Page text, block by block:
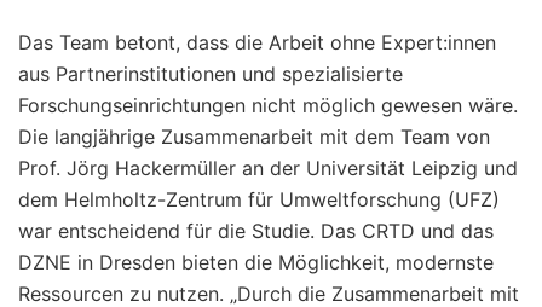
Das Team betont, dass die Arbeit ohne Expert:innen
aus Partnerinstitutionen und spezialisierte
Forschungseinrichtungen nicht möglich gewesen wäre.
Die langjährige Zusammenarbeit mit dem Team von
Prof. Jörg Hackermüller an der Universität Leipzig und
dem Helmholtz-Zentrum für Umweltforschung (UFZ)
war entscheidend für die Studie. Das CRTD und das
DZNE in Dresden bieten die Möglichkeit, modernste
Ressourcen zu nutzen. „Durch die Zusammenarbeit mit